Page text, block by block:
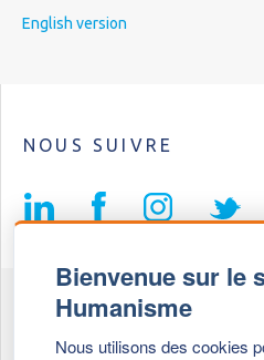
Bienvenue sur le
Humanisme
Nous utilisons des cookies
English version
NOUS SUIVRE